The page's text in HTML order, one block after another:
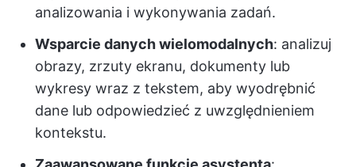
analizowania i wykonywania zadań.
Wsparcie danych wielomodalnych: analizuj
obrazy, zrzuty ekranu, dokumenty lub
wykresy wraz z tekstem, aby wyodrębnić
dane lub odpowiedzieć z uwzględnieniem
kontekstu.